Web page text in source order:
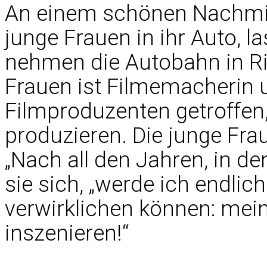
An einem schönen
junge Frauen in ihr Auto,
nehmen die Autobahn in
Frauen ist Filmemacherin
Filmproduzenten
produzieren. Die junge
„Nach all den Jahren, in
sie sich, „werde ich
verwirklichen können:
inszenieren!“